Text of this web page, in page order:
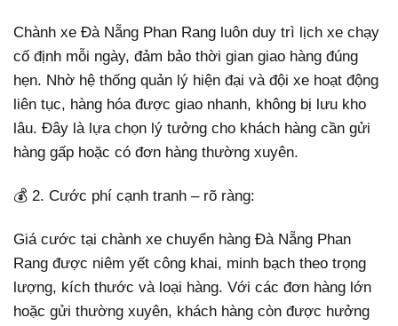
Chành xe Đà Nẵng Phan Rang luôn duy trì lịch xe chạy
cố định mỗi ngày, đảm bảo thời gian giao hàng đúng
hẹn. Nhờ hệ thống quản lý hiện đại và đội xe hoạt động
liên tục, hàng hóa được giao nhanh, không bị lưu kho
lâu. Đây là lựa chọn lý tưởng cho khách hàng cần gửi
hàng gấp hoặc có đơn hàng thường xuyên.
💰 2. Cước phí cạnh tranh – rõ ràng:
Giá cước tại chành xe chuyển hàng Đà Nẵng Phan
Rang được niêm yết công khai, minh bạch theo trọng
lượng, kích thước và loại hàng. Với các đơn hàng lớn
hoặc gửi thường xuyên, khách hàng còn được hưởng